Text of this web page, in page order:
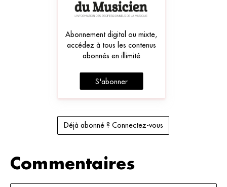
Abonnement digital ou mixte,
accédez à tous les contenus
abonnés en illimité
S'abonner
Déjà abonné ? Connectez-vous
Commentaires